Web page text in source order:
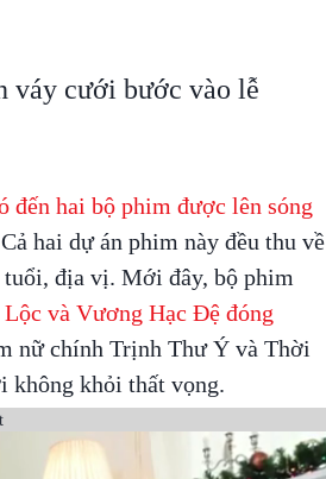
váy cưới bước vào lễ
đến hai bộ phim được lên sóng
hai dự án phim này đều thu về
địa vị. Mới đây, bộ phim
Lộc và Vương Hạc Đệ đóng
nữ chính Trịnh Thư Ý và Thời
không khỏi thất vọng.